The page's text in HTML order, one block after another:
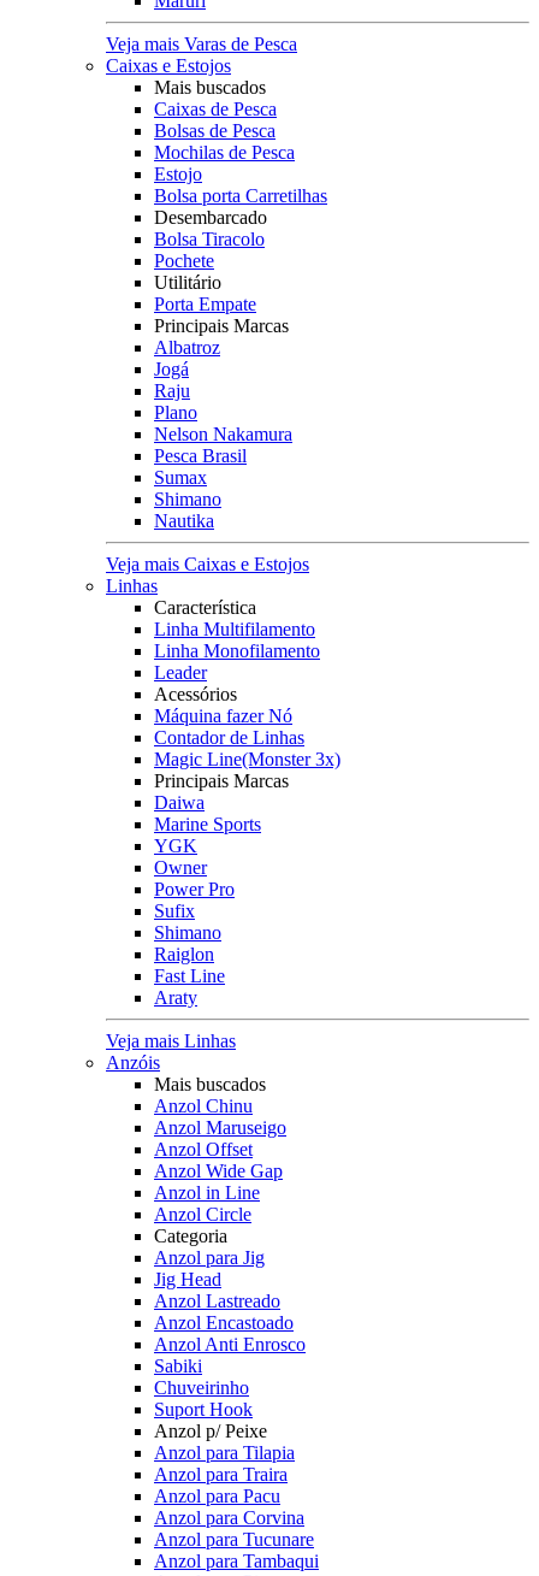
Veja mais Varas de Pesca
Caixas e Estojos
Mais buscados
Caixas de Pesca
Bolsas de Pesca
Mochilas de Pesca
Estojo
Bolsa porta Carretilhas
Desembarcado
Bolsa Tiracolo
Pochete
Utilitário
Porta Empate
Principais Marcas
Albatroz
Jogá
Raju
Plano
Nelson Nakamura
Pesca Brasil
Sumax
Shimano
Nautika
Veja mais Caixas e Estojos
Linhas
Característica
Linha Multifilamento
Linha Monofilamento
Leader
Acessórios
Máquina fazer Nó
Contador de Linhas
Magic Line(Monster 3x)
Principais Marcas
Daiwa
Marine Sports
YGK
Owner
Power Pro
Sufix
Shimano
Raiglon
Fast Line
Araty
Veja mais Linhas
Anzóis
Mais buscados
Anzol Chinu
Anzol Maruseigo
Anzol Offset
Anzol Wide Gap
Anzol in Line
Anzol Circle
Categoria
Anzol para Jig
Jig Head
Anzol Lastreado
Anzol Encastoado
Anzol Anti Enrosco
Sabiki
Chuveirinho
Suport Hook
Anzol p/ Peixe
Anzol para Tilapia
Anzol para Traira
Anzol para Pacu
Anzol para Corvina
Anzol para Tucunare
Anzol para Tambaqui